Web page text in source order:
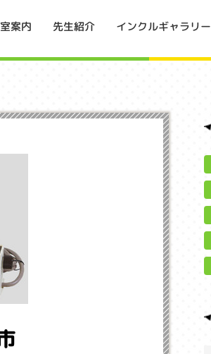
案内 先生紹介 インクルギャラリー